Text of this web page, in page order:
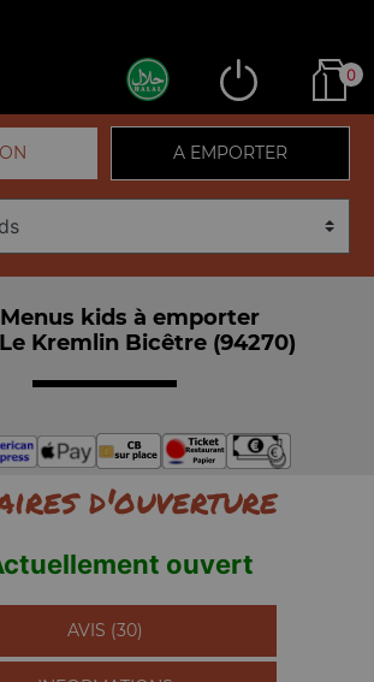
0
A EMPORTER
kids à emporter
Kremlin Bicêtre (94270)
d'ouverture
ouvert
AVIS (30)